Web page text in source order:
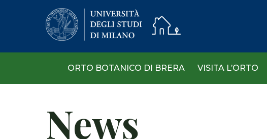
ORTO BOTANICO DI BRERA VISITA L’ORTO
News